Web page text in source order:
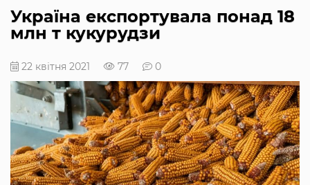
Україна експортувала понад 18
млн т кукурудзи
22 квітня 2021 77 0